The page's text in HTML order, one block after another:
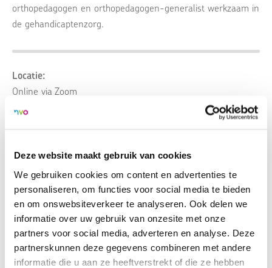
Deze website maakt gebruik van cookies
We gebruiken cookies om content en advertenties te
personaliseren, om functies voor social media te bieden
en om onswebsiteverkeer te analyseren. Ook delen we
informatie over uw gebruik van onzesite met onze
partners voor social media, adverteren en analyse. Deze
partnerskunnen deze gegevens combineren met andere
informatie die u aan ze heeftverstrekt of die ze hebben
orthopedagogen en orthopedagogen-generalist werkzaam in
de gehandicaptenzorg.
Locatie:
Online via Zoom
Neem contact op met
Ingeborg van Impelen
Accreditatie:
Accreditatie is toegekend.K&J/OG herregistratie 1 punt, K&J